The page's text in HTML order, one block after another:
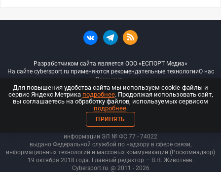
Разработчиком сайта является ООО «ЕСПОРТ Медиа»
На сайте cybersport.ru применяются рекомендательные технологииО нас
Документы
© ООО «Киберспорт.ру» — Все права защищены
18+
ООО «Киберспорт.ру». Свидетельство о регистрации средств массовой
информации ЭЛ № ФС 77 - 74022
выдано Федеральной службой по надзору в сфере связи,
информационных технологий и массовых коммуникаций (Роскомнадзор)
19 октября 2018 года. Главный редактор — В.Н. Животнев.
Cybersport.ru @ 2011 - 2026
Для повышения удобства сайта мы используем cookie-файлы и
сервис Яндекс.Метрика подробнее. Продолжая использовать сайт,
вы соглашаетесь на обработку файлов, используемых сервисом
подробнее.
ПРИНЯТЬ